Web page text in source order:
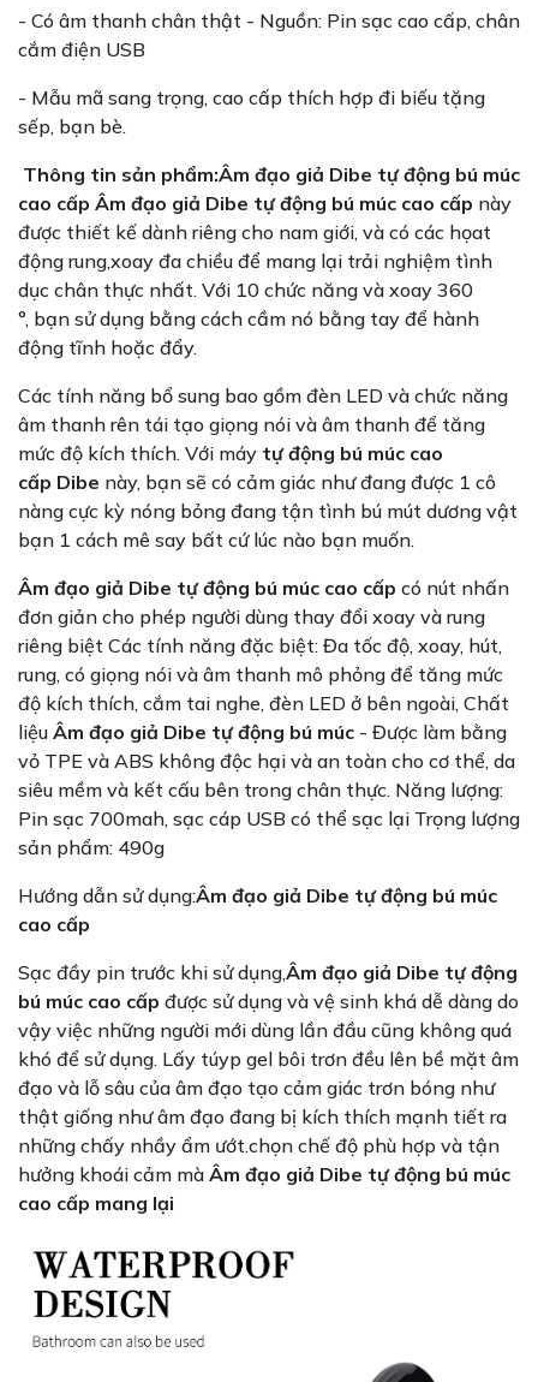
- Có âm thanh chân thật - Nguồn: Pin sạc cao cấp, chân
cắm điện USB
- Mẫu mã sang trọng, cao cấp thích hợp đi biếu tặng
sếp, bạn bè.
Thông tin sản phẩm:Âm đạo giả Dibe tự động bú múc
cao cấp Âm đạo giả Dibe tự động bú múc cao cấp này
được thiết kế dành riêng cho nam giới, và có các họat
động rung,xoay đa chiều để mang lại trải nghiệm tình
dục chân thực nhất. Với 10 chức năng và xoay 360
°, bạn sử dụng bằng cách cầm nó bằng tay để hành
động tĩnh hoặc đẩy.
Các tính năng bổ sung bao gồm đèn LED và chức năng
âm thanh rên tái tạo giọng nói và âm thanh để tăng
mức độ kích thích. Với máy tự động bú múc cao
cấp Dibe này, bạn sẽ có cảm giác như đang được 1 cô
nàng cực kỳ nóng bỏng đang tận tình bú mút dương vật
bạn 1 cách mê say bất cứ lúc nào bạn muốn.
Âm đạo giả Dibe tự động bú múc cao cấp có nút nhấn
đơn giản cho phép người dùng thay đổi xoay và rung
riêng biệt Các tính năng đặc biệt: Đa tốc độ, xoay, hút,
rung, có giọng nói và âm thanh mô phỏng để tăng mức
độ kích thích, cắm tai nghe, đèn LED ở bên ngoài, Chất
liệu Âm đạo giả Dibe tự động bú múc - Được làm bằng
vỏ TPE và ABS không độc hại và an toàn cho cơ thể, da
siêu mềm và kết cấu bên trong chân thực. Năng lượng:
Pin sạc 700mah, sạc cáp USB có thể sạc lại Trọng lượng
sản phẩm: 490g
Hướng dẫn sử dụng:Âm đạo giả Dibe tự động bú múc
cao cấp
Sạc đầy pin trước khi sử dụng,Âm đạo giả Dibe tự động
bú múc cao cấp được sử dụng và vệ sinh khá dễ dàng do
vậy việc những người mới dùng lần đầu cũng không quá
khó để sử dụng. Lấy túyp gel bôi trơn đều lên bề mặt âm
đạo và lỗ sâu của âm đạo tạo cảm giác trơn bóng như
thật giống như âm đạo đang bị kích thích mạnh tiết ra
những chấy nhầy ẩm ướt.chọn chế độ phù hợp và tận
hưởng khoái cảm mà Âm đạo giả Dibe tự động bú múc
cao cấp mang lại